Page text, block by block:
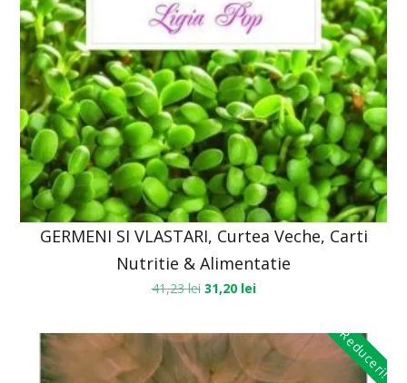
GERMENI SI VLASTARI, Curtea Veche, Carti
Nutritie & Alimentatie
41,23lei 31,20 lei
Reduceri!